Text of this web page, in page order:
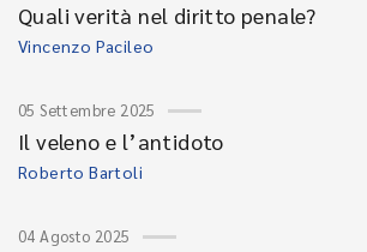
Quali verità nel diritto penale?
Vincenzo Pacileo
05 Settembre 2025
Il veleno e l’antidoto
Roberto Bartoli
04 Agosto 2025